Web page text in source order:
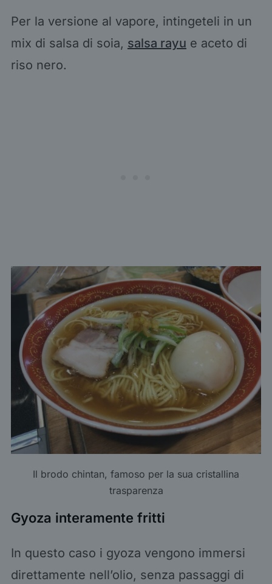
Per la versione al vapore, intingeteli in un
mix di salsa di soia, salsa rayu e aceto di
riso nero.
Il brodo chintan, famoso per la sua cristallina
trasparenza
Gyoza interamente fritti
In questo caso i gyoza vengono immersi
direttamente nell’olio, senza passaggi di